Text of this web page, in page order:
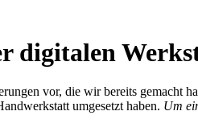
digitalen
vor, die wir bereits gemacht
umgesetzt haben. Um